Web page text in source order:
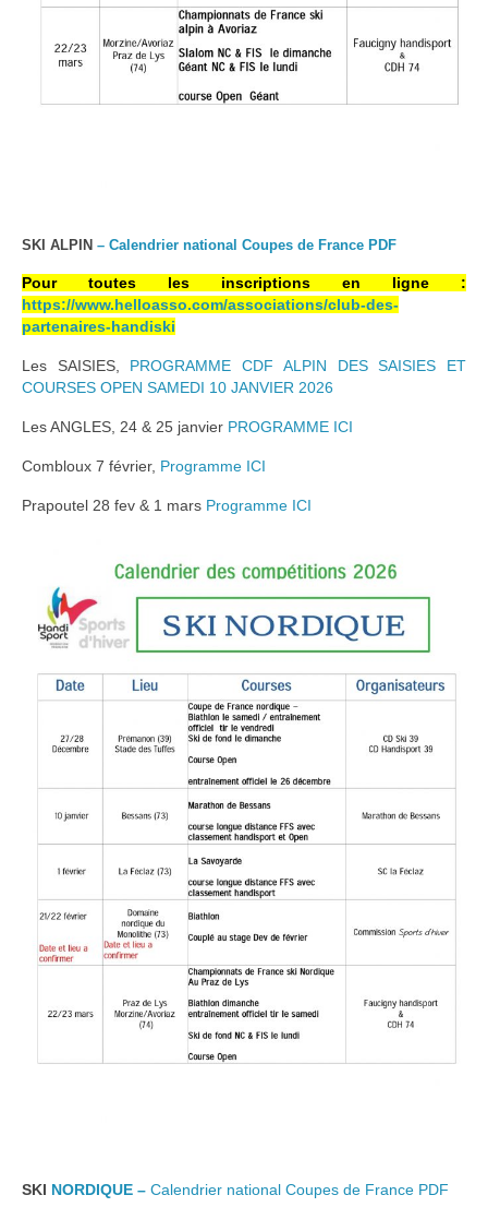
SKI ALPIN – Calendrier national Coupes de France PDF
Pour toutes les inscriptions en ligne :
https://www.helloasso.com/associations/club-des-
partenaires-handiski
Les SAISIES, PROGRAMME CDF ALPIN DES SAISIES ET
COURSES OPEN SAMEDI 10 JANVIER 2026
Les ANGLES, 24 & 25 janvier PROGRAMME ICI
Combloux 7 février, Programme ICI
Prapoutel 28 fev & 1 mars Programme ICI
SKI NORDIQUE – Calendrier national Coupes de France PDF